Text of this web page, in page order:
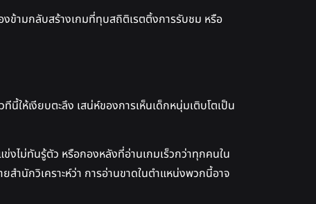
ข้ามกลับสร้างเกมที่ทุบสถิติเรตติ้งการรับชม หรือ
ให้เงียบตะลึง เสน่ห์ของการเห็นเด็กหนุ่มเติบโตเป็น
ไม่ทันรู้ตัว หรือกองหลังที่อ่านเกมเร็วกว่าทุกคนใน
ยสำนักวิเคราะห์ว่า การอ่านขาดในตำแหน่งพวกนี้อาจ